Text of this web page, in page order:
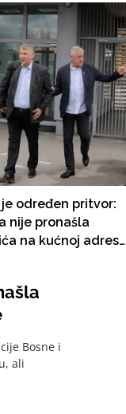
određen pritvor:
nije pronašla
na kućnoj adresi,
Bosne i
ali